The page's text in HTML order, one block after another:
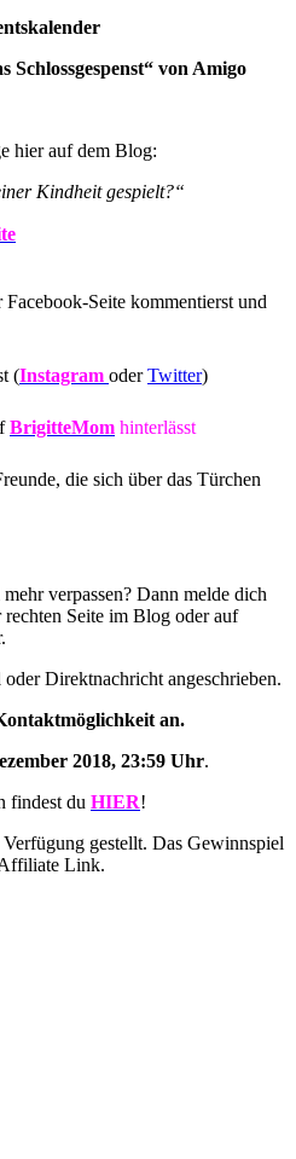
Schlossgespenst“ von Amigo
hier auf dem Blog:
Kindheit gespielt?“
Seite kommentierst und
(Instagram oderTwitter)
BrigitteMom hinterlässt
die sich über das Türchen
verpassen? Dann melde dich
Seite im Blog oder auf
Direktnachricht angeschrieben.
an.
2018, 23:59 Uhr.
findest du HIER!
gestellt. Das Gewinnspiel
Link.